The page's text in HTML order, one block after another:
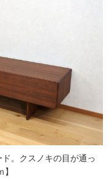
。クスノキの目が通っ